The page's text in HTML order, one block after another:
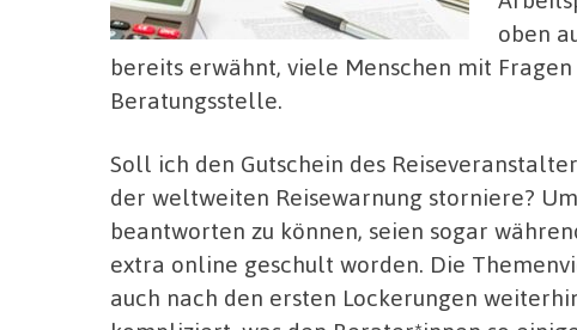
oben
bereits erwähnt, viele Menschen mit
Beratungsstelle.
Soll ich den Gutschein des
der weltweiten Reisewarnung storniere?
beantworten zu können, seien sogar
extra online geschult worden. Die
auch nach den ersten Lockerungen